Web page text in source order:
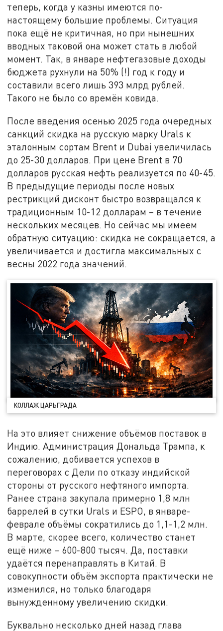
теперь, когда у казны имеются по-
настоящему большие проблемы. Ситуация
пока ещё не критичная, но при нынешних
вводных таковой она может стать в любой
момент. Так, в январе нефтегазовые доходы
бюджета рухнули на 50% (!) год к году и
составили всего лишь 393 млрд рублей.
Такого не было со времён ковида.
После введения осенью 2025 года очередных
санкций скидка на русскую марку Urals к
эталонным сортам Brent и Dubai увеличилась
до 25-30 долларов. При цене Brent в 70
долларов русская нефть реализуется по 40-45.
В предыдущие периоды после новых
рестрикций дисконт быстро возвращался к
традиционным 10-12 долларам – в течение
нескольких месяцев. Но сейчас мы имеем
обратную ситуацию: скидка не сокращается, а
увеличивается и достигла максимальных с
весны 2022 года значений.
КОЛЛАЖ ЦАРЬГРАДА
На это влияет снижение объёмов поставок в
Индию. Администрация Дональда Трампа, к
сожалению, добивается успехов в
переговорах с Дели по отказу индийской
стороны от русского нефтяного импорта.
Ранее страна закупала примерно 1,8 млн
баррелей в сутки Urals и ESPO, в январе-
феврале объёмы сократились до 1,1-1,2 млн.
В марте, скорее всего, количество станет
ещё ниже – 600-800 тысяч. Да, поставки
удаётся перенаправлять в Китай. В
совокупности объём экспорта практически не
изменился, но только благодаря
вынужденному увеличению скидки.
Буквально несколько дней назад глава